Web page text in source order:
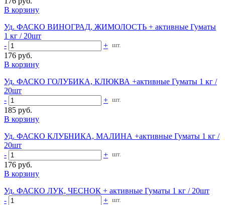
В корзину
Уд. ФАСКО ВИНОГРАД, ЖИМОЛОСТЬ + активные Гуматы
1 кг / 20шт
-
+ шт.
176 руб.
В корзину
Уд. ФАСКО ГОЛУБИКА, КЛЮКВА +активные Гуматы 1 кг /
20шт
-
+ шт.
185 руб.
В корзину
Уд. ФАСКО КЛУБНИКА, МАЛИНА +активные Гуматы 1 кг /
20шт
-
+ шт.
176 руб.
В корзину
Уд. ФАСКО ЛУК, ЧЕСНОК + активные Гуматы 1 кг / 20шт
-
+ шт.